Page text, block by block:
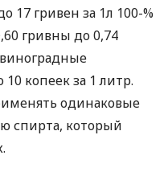
17 гривен за 1л 100-%
гривны до 0,74
копеек за 1 литр.
одинаковые
спирта, который